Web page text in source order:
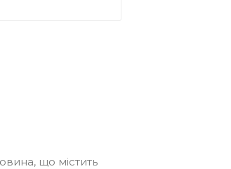
що містить